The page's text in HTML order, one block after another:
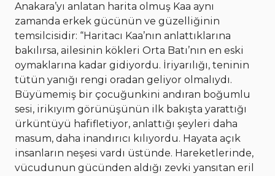
Anakara’yı anlatan harita olmuş Kaa aynı
zamanda erkek gücünün ve güzelliğinin
temsilcisidir: “Haritacı Kaa’nın anlattıklarına
bakılırsa, ailesinin kökleri Orta Batı’nın en eski
oymaklarına kadar gidiyordu. İriyarılığı, teninin
tütün yanığı rengi oradan geliyor olmalıydı.
Büyümemiş bir çocuğunkini andıran boğumlu
sesi, irikıyım görünüşünün ilk bakışta yarattığı
ürküntüyü hafifletiyor, anlattığı şeyleri daha
masum, daha inandırıcı kılıyordu. Hayata açık
insanların neşesi vardı üstünde. Hareketlerinde,
vücudunun gücünden aldığı zevki yansıtan eril